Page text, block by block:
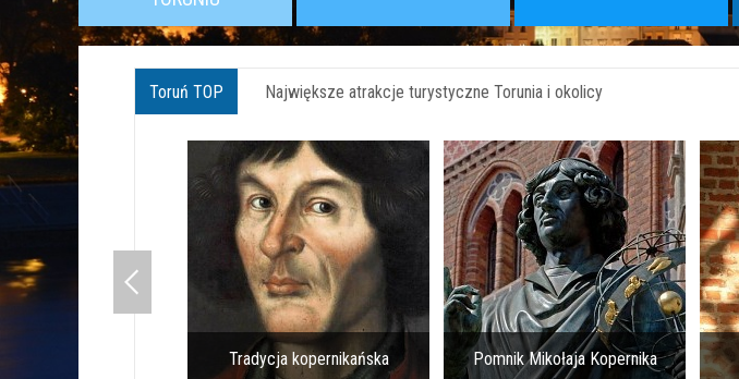
Toruń TOP Największe atrakcje turystyczne Torunia i okolicy
Tradycja kopernikańska Pomnik Mikołaja Kopernika